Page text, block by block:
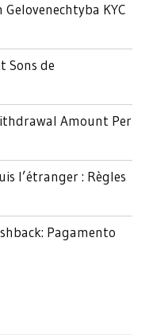
KYC
Sons de
Amount Per
l’étranger : Règles
Pagamento